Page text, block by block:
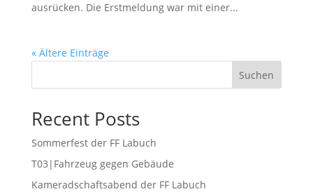
ausrücken. Die Erstmeldung war mit einer...
« Ältere Einträge
Suchen
Recent Posts
Sommerfest der FF Labuch
T03|Fahrzeug gegen Gebäude
Kameradschaftsabend der FF Labuch